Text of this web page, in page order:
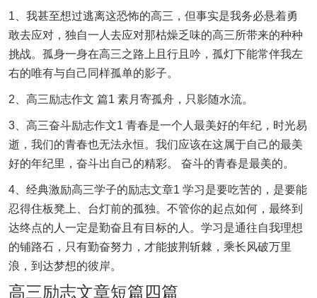
1、我甚至想过逃离这恐怖的高三，但事实是我务必悬着勇
敢去应对，独自一人去应对那枯燥乏味的高三所带来的种种
挑战。孤身一身在高三之路上且行且吟，孤灯下能常伴我左
右的唯有与自己同样孤单的影子。
2、高三励志作文 篇1 素月寄孤舟，只影随水流。
3、高三奋斗励志作文1 青春是一个人最美好的年纪，时光易
逝，我们的青春也无法永恒。我们应该在这属于自己的最美
好的年纪里，奋斗出自己的精彩。 奋斗的青春是最美的。
4、经典激励高三学子的励志文章1 学习是要吃苦的，是要能
忍得住板凳上、台灯前的孤独。不管你的起点如何，最终到
达终点的人一定是勤奋且有目标的人。学习是通往自我理想
的铺路石，只有勤奋努力，才能披荆斩棘，乘长风破万里
浪，到达梦想的彼岸。
高三励志文章短篇四篇